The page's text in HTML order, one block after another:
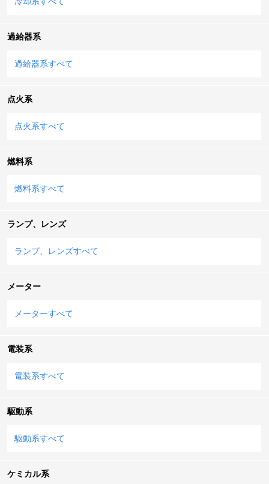
過給器系
過給器系すべて
点火系
点火系すべて
燃料系
燃料系すべて
ランプ、レンズ
ランプ、レンズすべて
メーター
メーターすべて
電装系
電装系すべて
駆動系
駆動系すべて
ケミカル系